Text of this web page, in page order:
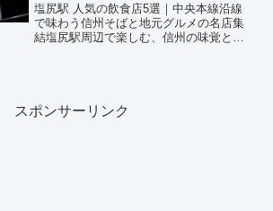
塩尻駅 人気の飲食店5選｜中央本線沿線
で味わう信州そばと地元グルメの名店集
結塩尻駅周辺で楽しむ、信州の味覚と地
スポンサーリンク